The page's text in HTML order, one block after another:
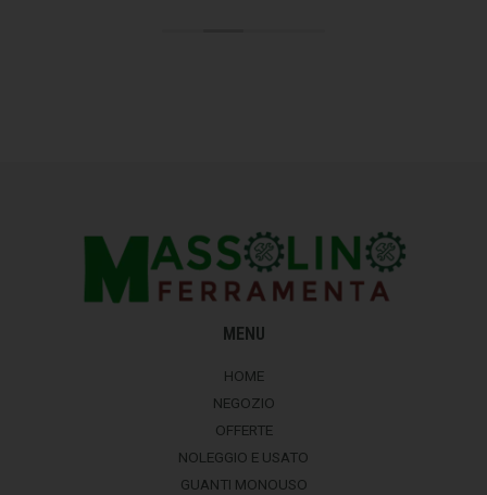
MENU
HOME
NEGOZIO
OFFERTE
NOLEGGIO E USATO
GUANTI MONOUSO